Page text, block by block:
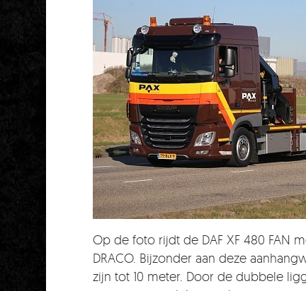
Op de foto rijdt de DAF XF 480 FAN
DRACO. Bijzonder aan deze
zijn tot 10 meter. Door de dubbele